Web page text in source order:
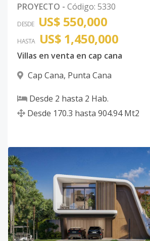
PROYECTO - Código: 5330
DESDE US$ 550,000
HASTA US$ 1,450,000
Villas en venta en cap cana
Cap Cana, Punta Cana
Desde 2 hasta 2 Hab.
Desde 170.3 hasta 904.94 Mt2